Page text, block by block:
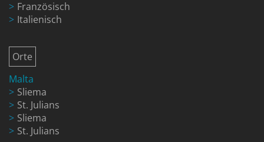
Französisch
Italienisch
Orte
Malta
Sliema
St. Julians
Sliema
St. Julians